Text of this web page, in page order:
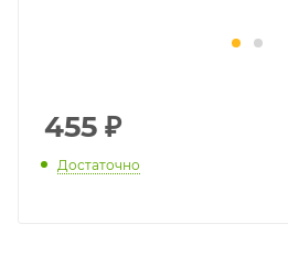
455 ₽
Достаточно